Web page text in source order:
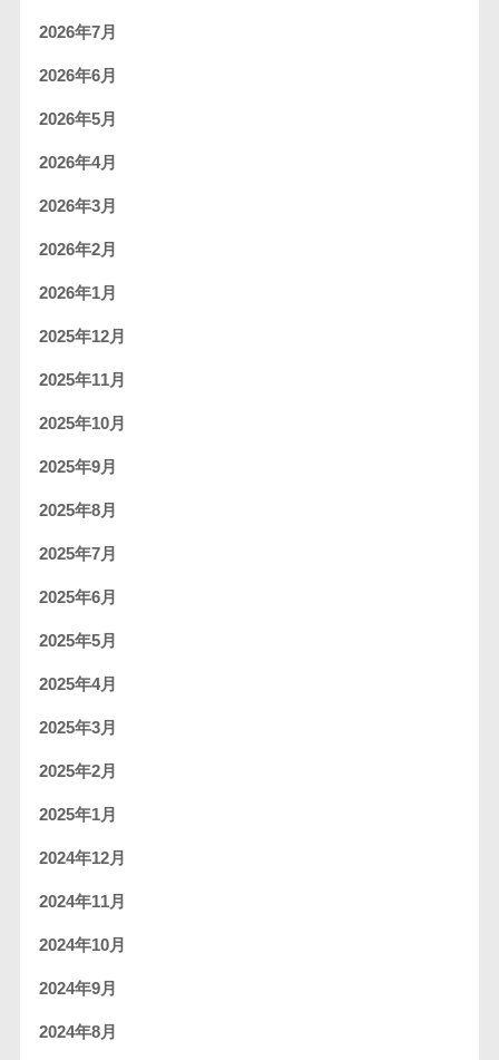
2026年7月
2026年6月
2026年5月
2026年4月
2026年3月
2026年2月
2026年1月
2025年12月
2025年11月
2025年10月
2025年9月
2025年8月
2025年7月
2025年6月
2025年5月
2025年4月
2025年3月
2025年2月
2025年1月
2024年12月
2024年11月
2024年10月
2024年9月
2024年8月